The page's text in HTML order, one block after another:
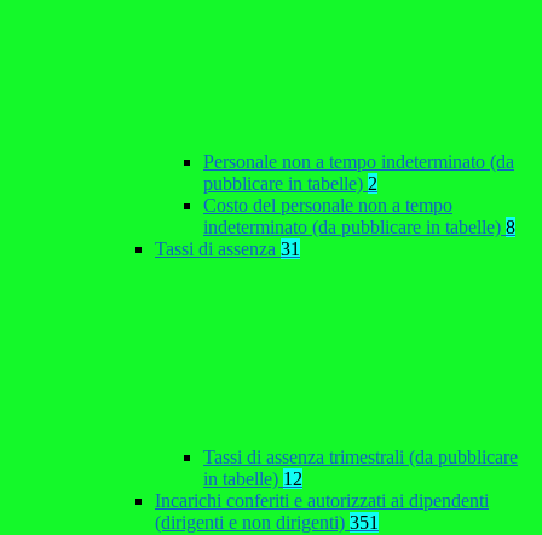
Personale non a tempo indeterminato (da
pubblicare in tabelle) 2
Costo del personale non a tempo
indeterminato (da pubblicare in tabelle) 8
Tassi di assenza 31
Tassi di assenza trimestrali (da pubblicare
in tabelle) 12
Incarichi conferiti e autorizzati ai dipendenti
(dirigenti e non dirigenti) 351